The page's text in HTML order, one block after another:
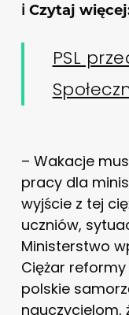
ℹ️ Czytaj
PSL
– Wakacje
pracy dla
wyjście z tej
uczniów,
Ministerstwo
Ciężar
polskie
nauczycielom,